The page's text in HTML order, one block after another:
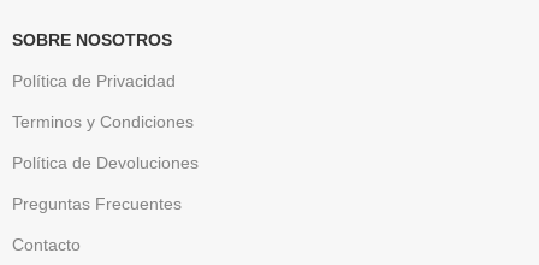
SOBRE NOSOTROS
Política de Privacidad
Terminos y Condiciones
Política de Devoluciones
Preguntas Frecuentes
Contacto